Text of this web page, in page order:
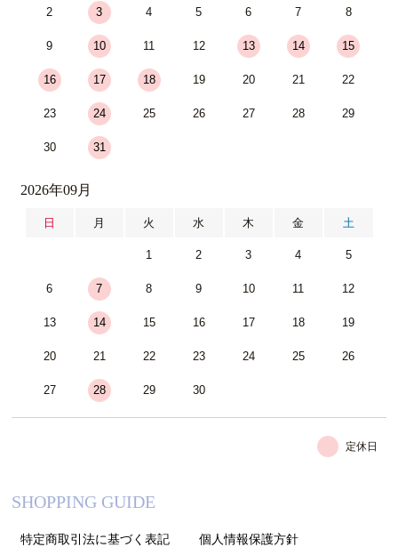
2 3 4 5 6 7 8
9 10 11 12 13 14 15
16 17 18 19 20 21 22
23 24 25 26 27 28 29
30 31
2026年09月
日 月 火 水 木 金 土
1 2 3 4 5
6 7 8 9 10 11 12
13 14 15 16 17 18 19
20 21 22 23 24 25 26
27 28 29 30
定休日
SHOPPING GUIDE
特定商取引法に基づく表記 個人情報保護方針